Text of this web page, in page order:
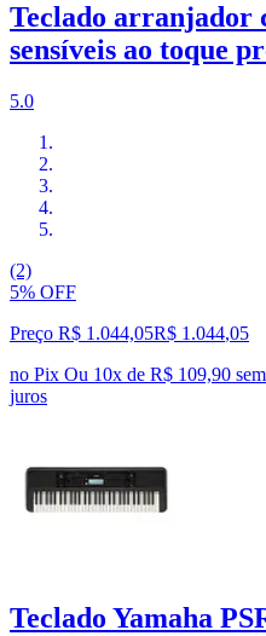
Teclado arranjador
sensíveis ao toque
5.0
(2)
5% OFF
Preço R$ 1.044,05R$ 1.044,05
no Pix Ou 10x de R$ 109,90
juros
Teclado Yamaha